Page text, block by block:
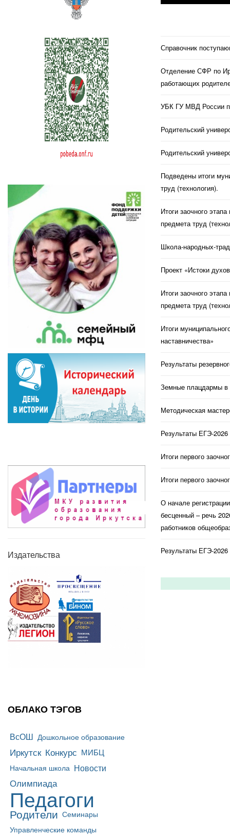
Издательства
ОБЛАКО ТЭГОВ
ВсОШ Дошкольное образование
Иркутск Конкурс МИБЦ
Начальная школа Новости
Олимпиада
Педагоги
Родители Семинары
Управленческие команды
Справочник
Отделение СФР по
работающих
УБК ГУ МВД России
Родительский
Родительский
Подведены итоги
труд (технология).
Итоги заочного
предмета труд
Школа-народных-
Проект «Истоки
Итоги заочного
предмета труд
Итоги
наставничества»
Результаты
Земные плацдармы в
Методическая
Результаты ЕГЭ-
Итоги первого
Итоги первого
О начале
бесценный – речь
работников
Результаты ЕГЭ-